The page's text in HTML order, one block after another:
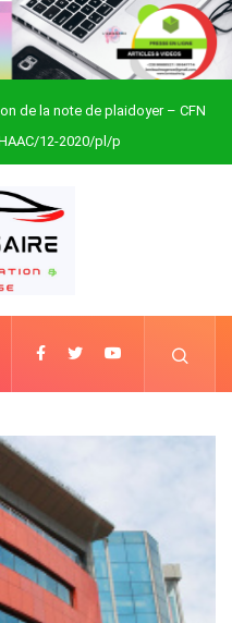
de la note de plaidoyer – CFN
Togo12-2020/pl/p